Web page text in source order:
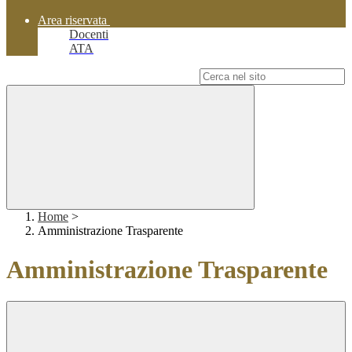
Area riservata
Docenti
ATA
Home >
Amministrazione Trasparente
Amministrazione Trasparente